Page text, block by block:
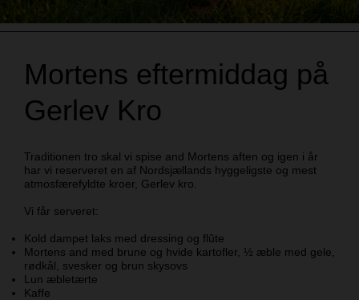
Mortens eftermiddag på
Gerlev Kro
Traditionen tro skal vi spise and Mortens aften og igen i år
har vi reserveret en af Nordsjællands hyggeligste og mest
atmosfærefyldte kroer, Gerlev kro.
Vi får serveret:
Kold dampet laks med dressing og flûte
Mortens and med brune og hvide kartofler, ½ æble med gele,
rødkål, svesker og brun skysovs
Lun æbletærte
Kaffe